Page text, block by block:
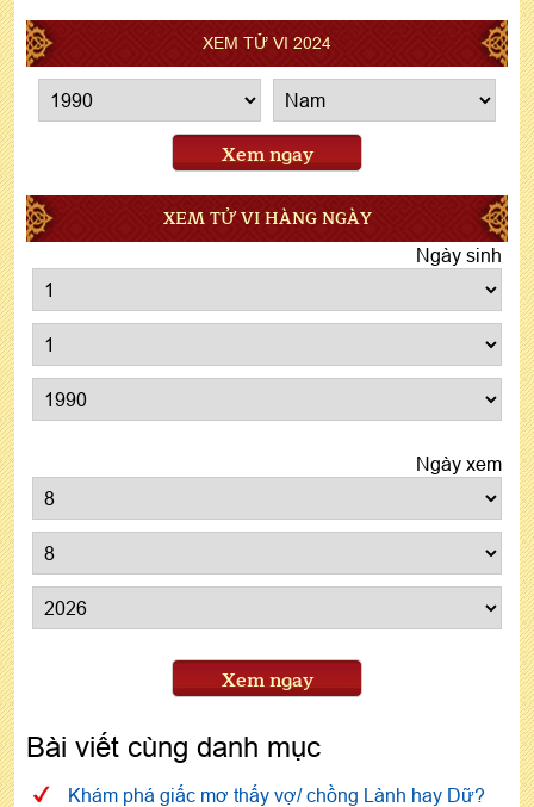
XEM TỬ VI 2024
Xem ngay
XEM TỬ VI HÀNG NGÀY
Ngày sinh
Ngày xem
Xem ngay
Bài viết cùng danh mục
Khám phá giấc mơ thấy vợ/ chồng Lành hay Dữ?